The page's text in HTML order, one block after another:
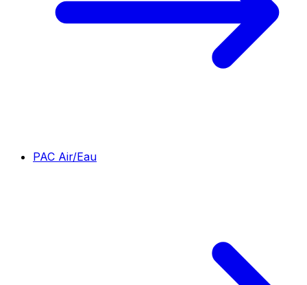
PAC Air/Eau